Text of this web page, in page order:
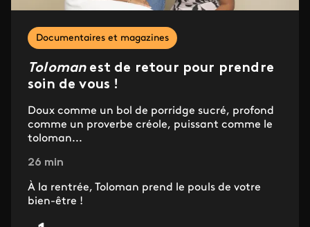
Documentaires et magazines
Tolomanest de retour pour prendre
soin de vous !
Doux comme un bol de porridge sucré, profond
comme un proverbe créole, puissant comme le
toloman...
26 min
À la rentrée, Toloman prend le pouls de votre
bien-être !